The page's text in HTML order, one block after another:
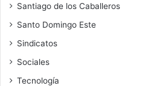
Santiago de los Caballeros
Santo Domingo Este
Sindicatos
Sociales
Tecnología